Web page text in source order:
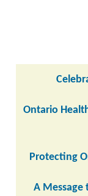
Ontario
Protecting
A Message